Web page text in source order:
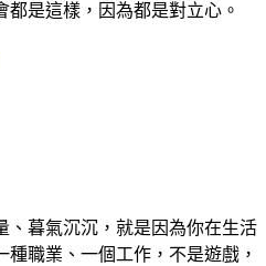
是這樣，因為都是對立心。
、暮氣沉沉，就是因為你在生活
職業、一個工作，不是遊戲，